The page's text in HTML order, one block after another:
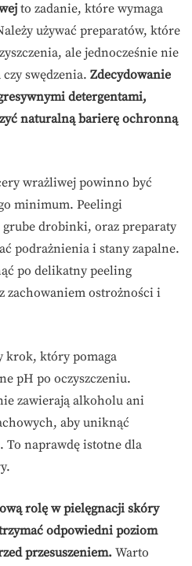
to zadanie, które wymaga
używać preparatów, które
ale jednocześnie nie
swędzenia. Zdecydowanie
detergentami,
naturalną barierę ochronną
wrażliwej powinno być
minimum. Peelingi
drobinki, oraz preparaty
podrażnienia i stany zapalne.
po delikatny peeling
zachowaniem ostrożności i
krok, który pomaga
pH po oczyszczeniu.
zawierają alkoholu ani
aby uniknąć
naprawdę istotne dla
rolę w pielęgnacji skóry
odpowiedni poziom
przesuszeniem. Warto